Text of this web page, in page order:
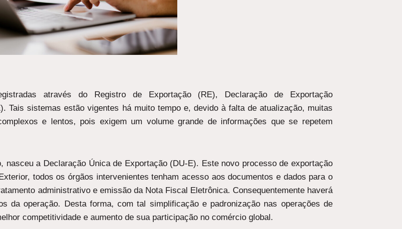
através do Registro de Exportação (RE), Declaração de Exportação
Tais sistemas estão vigentes há muito tempo e, devido à falta de atualização, muitas
e lentos, pois exigem um volume grande de informações que se repetem
a Declaração Única de Exportação (DU-E). Este novo processo de exportação
todos os órgãos intervenientes tenham acesso aos documentos e dados para o
administrativo e emissão da Nota Fiscal Eletrônica. Consequentemente haverá
da operação. Desta forma, com tal simplificação e padronização nas operações de
competitividade e aumento de sua participação no comércio global.